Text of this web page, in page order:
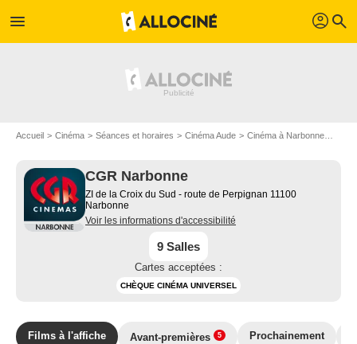
menu profil search
Accueil Cinéma Séances et horaires Cinéma Aude Cinéma à Narbonne
CGR Narbonne
ZI de la Croix du Sud - route de Perpignan 11100
Narbonne
Voir les informations d'accessibilité
9 Salles
Cartes acceptées :
CHÈQUE CINÉMA UNIVERSEL
Films à l'affiche Avant-premières 5 Prochainement